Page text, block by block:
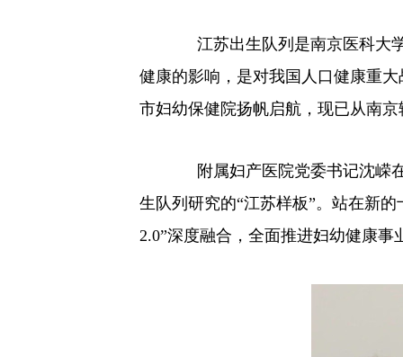
江苏出生队列是南京医科大
健康的影响，是对我国人口健康重
市妇幼保健院扬帆启航，现已从南
附属妇产医院党委书记沈嵘
生队列研究的“江苏样板”。站在新
2.0”深度融合，全面推进妇幼健康事